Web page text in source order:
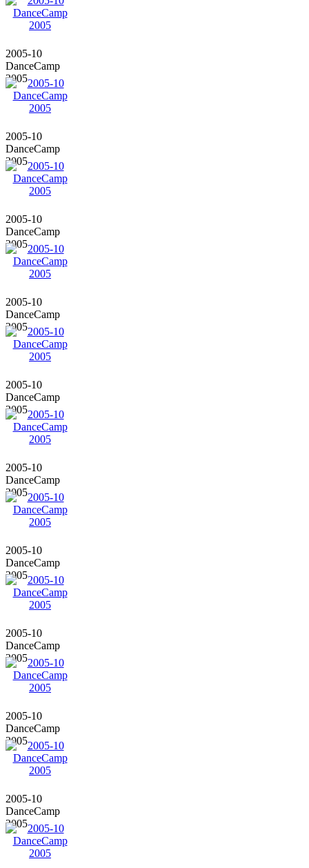
2005-10
DanceCamp
2005
2005-10
DanceCamp
2005
2005-10
DanceCamp
2005
2005-10
DanceCamp
2005
2005-10
DanceCamp
2005
2005-10
DanceCamp
2005
2005-10
DanceCamp
2005
2005-10
DanceCamp
2005
2005-10
DanceCamp
2005
2005-10
DanceCamp
2005